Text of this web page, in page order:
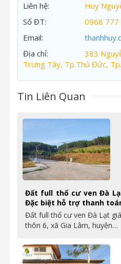
Liên hệ:
Huy
Số ĐT:
0968 777
Email:
Địa chỉ:
383
Trưng Tây, Tp.Thủ Đức,
Tin Liên Quan
Đất full thổ cư ven Đà
Đặc biệt hỗ trợ thanh
Đất full thổ cư ven Đà Lạt
thôn 6, xã Gia Lâm, huyện…